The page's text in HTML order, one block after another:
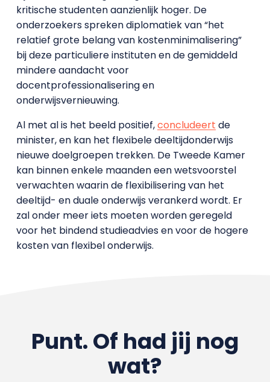
kritische studenten aanzienlijk hoger. De
onderzoekers spreken diplomatiek van “het
relatief grote belang van kostenminimalisering”
bij deze particuliere instituten en de gemiddeld
mindere aandacht voor
docentprofessionalisering en
onderwijsvernieuwing.
Al met al is het beeld positief,concludeert de
minister, en kan het flexibele deeltijdonderwijs
nieuwe doelgroepen trekken. De Tweede Kamer
kan binnen enkele maanden een wetsvoorstel
verwachten waarin de flexibilisering van het
deeltijd- en duale onderwijs verankerd wordt. Er
zal onder meer iets moeten worden geregeld
voor het bindend studieadvies en voor de hogere
kosten van flexibel onderwijs.
Punt. Of had jij nog
wat?